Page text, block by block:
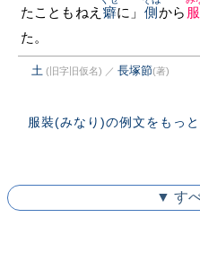
たこともねえ 癖に」 側から
た。
土 (旧字旧仮名) ／ 長塚節(著)
服裝(みなり)の例文をもっと
▼ す